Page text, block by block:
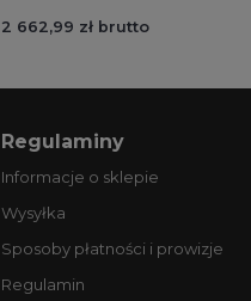
2 662,99 zł brutto
Regulaminy
Informacje o sklepie
Wysyłka
Sposoby płatności i prowizje
Regulamin